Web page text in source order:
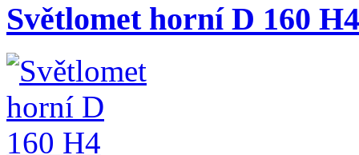
Světlomet horní D 160 H4